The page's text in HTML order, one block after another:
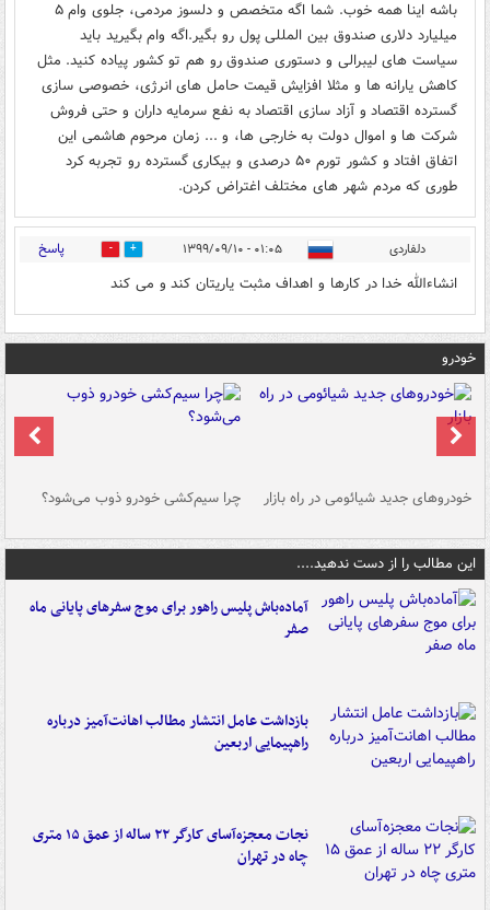
باشه اینا همه خوب. شما اگه متخصص و دلسوز مردمی، جلوی وام ۵
میلیارد دلاری صندوق بین المللی پول رو بگیر.اگه وام بگیرید باید
سیاست های لیبرالی و دستوری صندوق رو هم تو کشور پیاده کنید. مثل
کاهش یارانه ها و مثلا افزایش قیمت حامل های انرژی، خصوصی سازی
گسترده اقتصاد و آزاد سازی اقتصاد به نفع سرمایه داران و حتی فروش
شرکت ها و اموال دولت به خارجی ها، و ... زمان مرحوم هاشمی این
اتفاق افتاد و کشور تورم ۵۰ درصدی و بیکاری گسترده رو تجربه کرد
طوری که مردم شهر های مختلف اغتراض کردن.
دلفاردی ۰۱:۰۵ - ۱۳۹۹/۰۹/۱۰ 1 پاسخ
انشاءالله خدا در کارها و اهداف مثبت یاریتان کند و می کند
خودرو
خودروهای جدید شیائومی در راه بازار چرا سیم‌کشی خودرو ذوب می‌شود؟
این مطالب را از دست ندهید....
آماده‌باش پلیس راهور برای موج سفرهای پایانی ماه
صفر
بازداشت عامل انتشار مطالب اهانت‌آمیز درباره
راهپیمایی اربعین
نجات معجزه‌آسای کارگر ۲۲ ساله از عمق ۱۵ متری
چاه در تهران